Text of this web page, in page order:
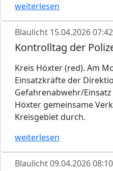
weiterlesen
Blaulicht 15.04.2026
Kontrolltag der
Kreis Höxter (red). Am
Einsatzkräfte der
Gefahrenabwehr/
Höxter gemeinsame
Kreisgebiet durch.
weiterlesen
Blaulicht09.04.2026